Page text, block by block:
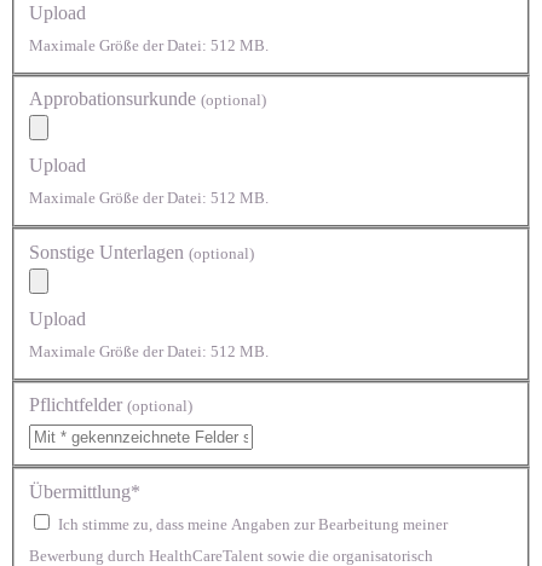
Upload
Maximale Größe der Datei: 512 MB.
Approbationsurkunde (optional)
Upload
Maximale Größe der Datei: 512 MB.
Sonstige Unterlagen (optional)
Upload
Maximale Größe der Datei: 512 MB.
Pflichtfelder (optional)
Übermittlung*
Ich stimme zu, dass meine Angaben zur Bearbeitung meiner
Bewerbung durch HealthCareTalent sowie die organisatorisch